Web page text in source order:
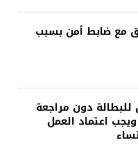
مع ضابط أمن بسبب
دون مراجعة
اعتماد العمل